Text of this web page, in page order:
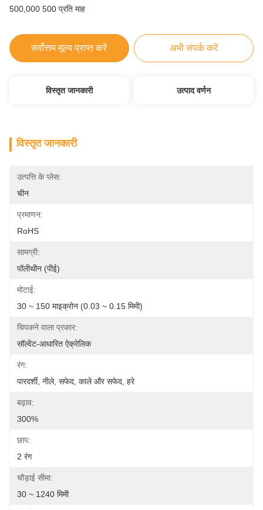
500,000 500 प्रति माह
सर्वोत्तम मूल्य प्राप्त करें अभी संपर्क करें
विस्तृत जानकारी उत्पाद वर्णन
विस्तृत जानकारी
उत्पत्ति के प्लेस:
चीन
प्रमाणन:
RoHS
सामग्री:
पॉलीथीन (पीई)
मोटाई:
30 ~ 150 माइक्रोन (0.03 ~ 0.15 मिमी)
चिपकने वाला प्रकार:
सॉल्वेंट-आधारित ऐक्रेलिक
रंग:
पारदर्शी, नीले, सफेद, काले और सफेद, हरे
बढ़ाव:
300%
छाप:
2 रंग
चौड़ाई सीमा:
30 ~ 1240 मिमी